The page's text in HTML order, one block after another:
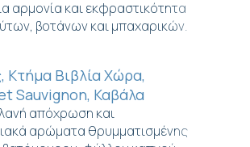
αρμονία και εκφραστικότητα
βοτάνων και μπαχαρικών.
Κτήμα Βιβλία Χώρα,
Sauvignon, Καβάλα
απόχρωση και
αρώματα θρυμματισμένης